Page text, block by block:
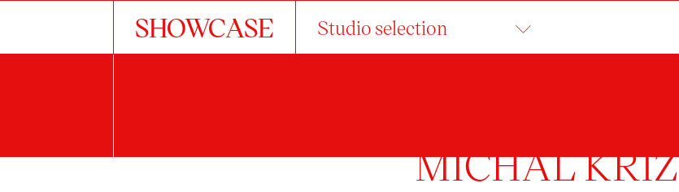
SHOWCASE Studio selection
MICHAL KŘÍŽ